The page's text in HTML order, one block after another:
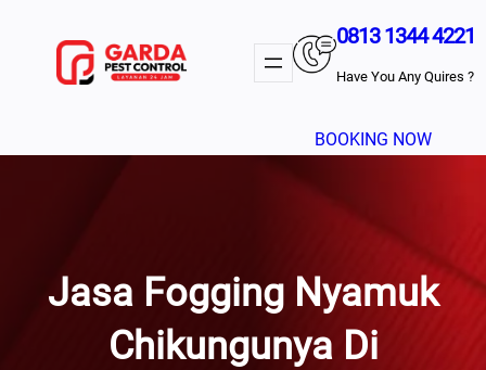
0813 1344 4221
Have You Any Quires ?
BOOKING NOW
Jasa Fogging Nyamuk
Chikungunya Di